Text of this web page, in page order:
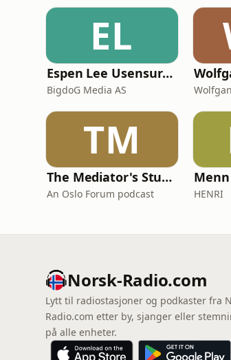
EL
Espen Lee Usensurert
BigdoG Media AS
TM
The Mediator's Studio
An Oslo Forum podcast HENRI
Norsk-Radio.com
Lytt til radiostasjoner og podkaster fra
Radio.com etter by, sjanger eller
på alle enheter.